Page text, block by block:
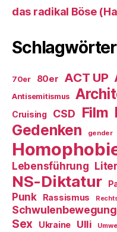
das radikal Böse
Schlagwörter
70er 80er ACT UP
Antisemitismus
Cruising CSD Film
Gedenken gender
Lebensführung
NS-Diktatur
Punk
Rassismus
Schwulenbewegung
Sex Ukraine Ulli